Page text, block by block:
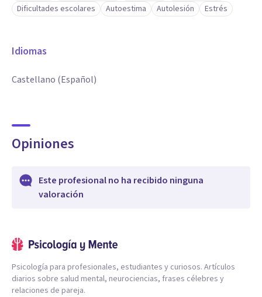
Dificultades escolares
Autoestima Autolesión Estrés
Idiomas
Castellano (Español)
Opiniones
Este profesional no ha recibido ninguna
valoración
Psicología para profesionales, estudiantes y curiosos. Artículos
diarios sobre salud mental, neurociencias, frases célebres y
relaciones de pareja.